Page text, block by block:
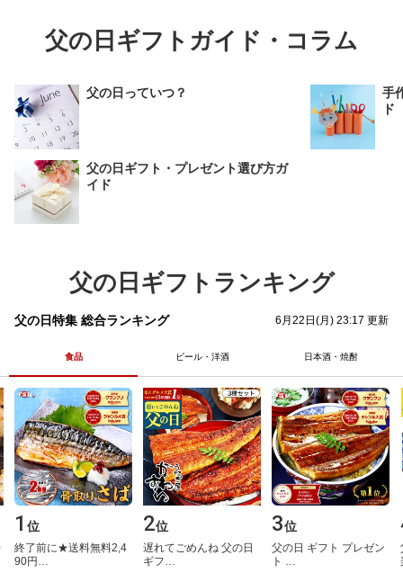
父の日ギフトガイド・コラム
父の日っていつ？
父の日ギフト・プレゼント選び方ガ
イド
手
ド
父の日ギフトランキング
父の日特集 総合ランキング 6月22日(月) 23:17 更新
食品 ビール・洋酒 日本酒・焼酎
1 位
終​了​前​に​★​送​料​無​料​2​,​4​
9​0​円​…
2位
遅​れ​て​ご​め​ん​ね​ ​父​の​日​ ​
ギ​フ​…
3位
父​の​日​ ​ギ​フ​ト​ ​プ​レ​ゼ​ン​
ト​ ​…